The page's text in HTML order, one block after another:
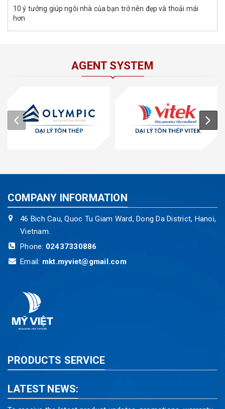
10 ý tưởng giúp ngôi nhà của bạn trở nên đẹp và thoải mái
hơn
AGENT SYSTEM
COMPANY INFORMATION
46 Bich Cau, Quoc Tu Giam Ward, Dong Da District, Hanoi,
Vietnam.
Phone: 02437330886
Email: mkt.myviet@gmail.com
PRODUCTS SERVICE
LATEST NEWS: